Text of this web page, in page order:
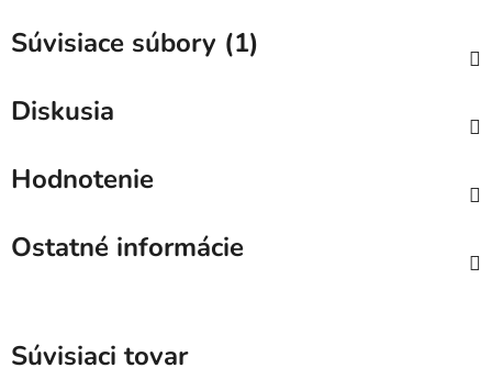
Súvisiace súbory (1)
Diskusia
Hodnotenie
Ostatné informácie
Súvisiaci tovar